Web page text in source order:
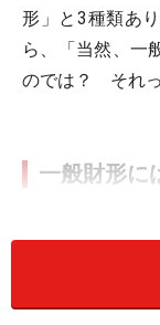
形」と3種類あ
ら、「当然、一
のでは？ それっ
一般財形に
貯めるなら一般
でにそうした特